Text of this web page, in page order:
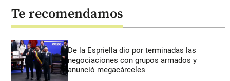
Te recomendamos
De la Espriella dio por terminadas las
negociaciones con grupos armados y
anunció megacárceles